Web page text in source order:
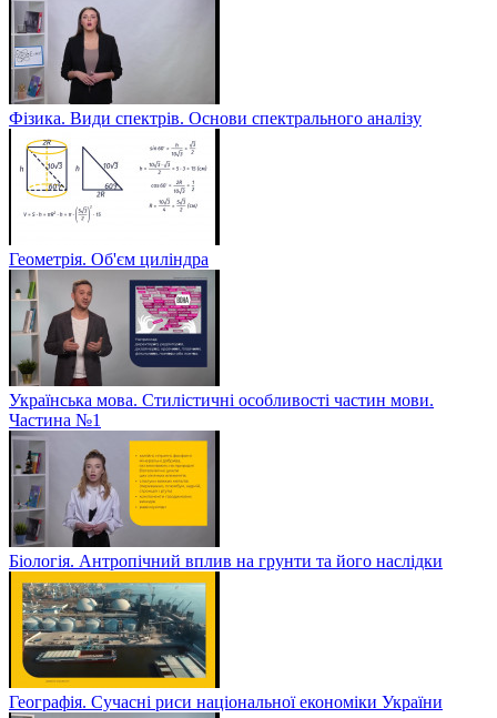
Фізика. Види спектрів. Основи спектрального аналізу
Геометрія. Об'єм циліндра
Українська мова. Стилістичні особливості частин мови.
Частина №1
Біологія. Антропічний вплив на грунти та його наслідки
Географія. Сучасні риси національної економіки України